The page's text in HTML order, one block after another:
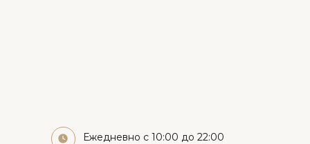
Ежедневно с 10:00 до 22:00